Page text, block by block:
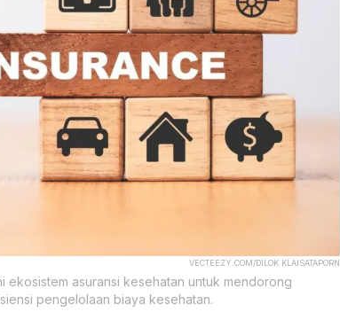
VECTEEZY.COM/DILOK KLAISATAPORN
ekosistem asuransi kesehatan untuk mendorong
pengelolaan biaya kesehatan.